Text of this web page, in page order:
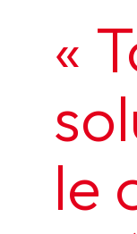
«
le